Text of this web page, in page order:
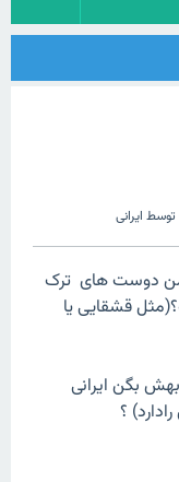
توسط ایرانی
من دوست های ترک
قشقایی یا
بگن ایرانی
؟